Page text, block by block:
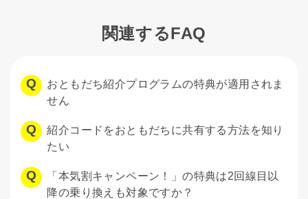
関連するFAQ
おともだち紹介プログラムの特典が適用されま
せん
紹介コードをおともだちに共有する方法を知り
たい
「本気割キャンペーン！」の特典は2回線目以
降の乗り換えも対象ですか？